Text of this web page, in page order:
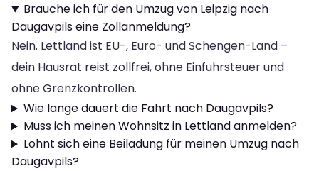
Brauche ich für den Umzug von Leipzig nach
Daugavpils eine Zollanmeldung?
Nein. Lettland ist EU-, Euro- und Schengen-Land –
dein Hausrat reist zollfrei, ohne Einfuhrsteuer und
ohne Grenzkontrollen.
Wie lange dauert die Fahrt nach Daugavpils?
Muss ich meinen Wohnsitz in Lettland anmelden?
Lohnt sich eine Beiladung für meinen Umzug nach
Daugavpils?